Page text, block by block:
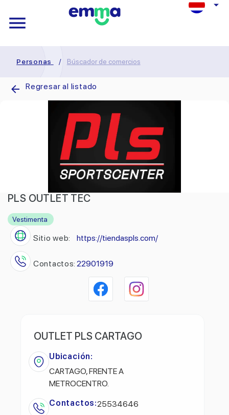
Personas / Búscador de comercios
Regresar al listado
PLS OUTLET TEC
Vestimenta
Sitio web: https://tiendaspls.com/
Contactos: 22901919
OUTLET PLS CARTAGO
Ubicación:
CARTAGO, FRENTE A
METROCENTRO.
Contactos:25534646